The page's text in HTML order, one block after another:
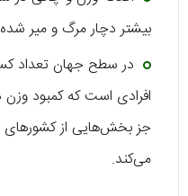
بیشتر دچار مرگ و میر
در سطح جهان تعداد
افرادی است که کمبود وزن
جز بخش‌هایی از
می‌کند.